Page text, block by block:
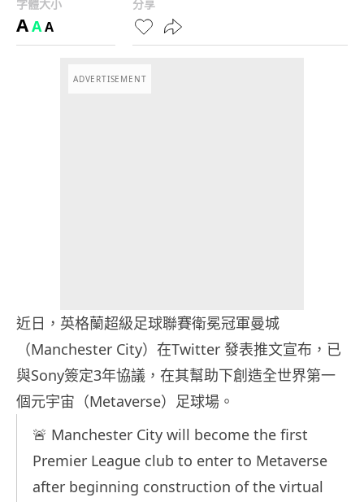
字體大小
AAA
分享
ADVERTISEMENT
近日，英格蘭超級足球聯賽衛冕冠軍曼城
（Manchester City）在Twitter 發表推文宣布，已
與Sony簽定3年協議，在其幫助下創造全世界第一
個元宇宙（Metaverse）足球場。
🚨 Manchester City will become the first
Premier League club to enter to Metaverse
after beginning construction of the virtual